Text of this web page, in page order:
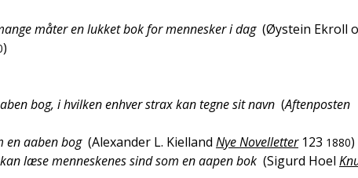
måter en lukket bok for mennesker i dag (Øystein Ekroll
)
bog, i hvilken enhver strax kan tegne sit navn (Aftenposten
en aaben bog (Alexander L. Kielland Nye Novelletter 123 1880)
læse menneskenes sind som en aapen bok (Sigurd Hoel